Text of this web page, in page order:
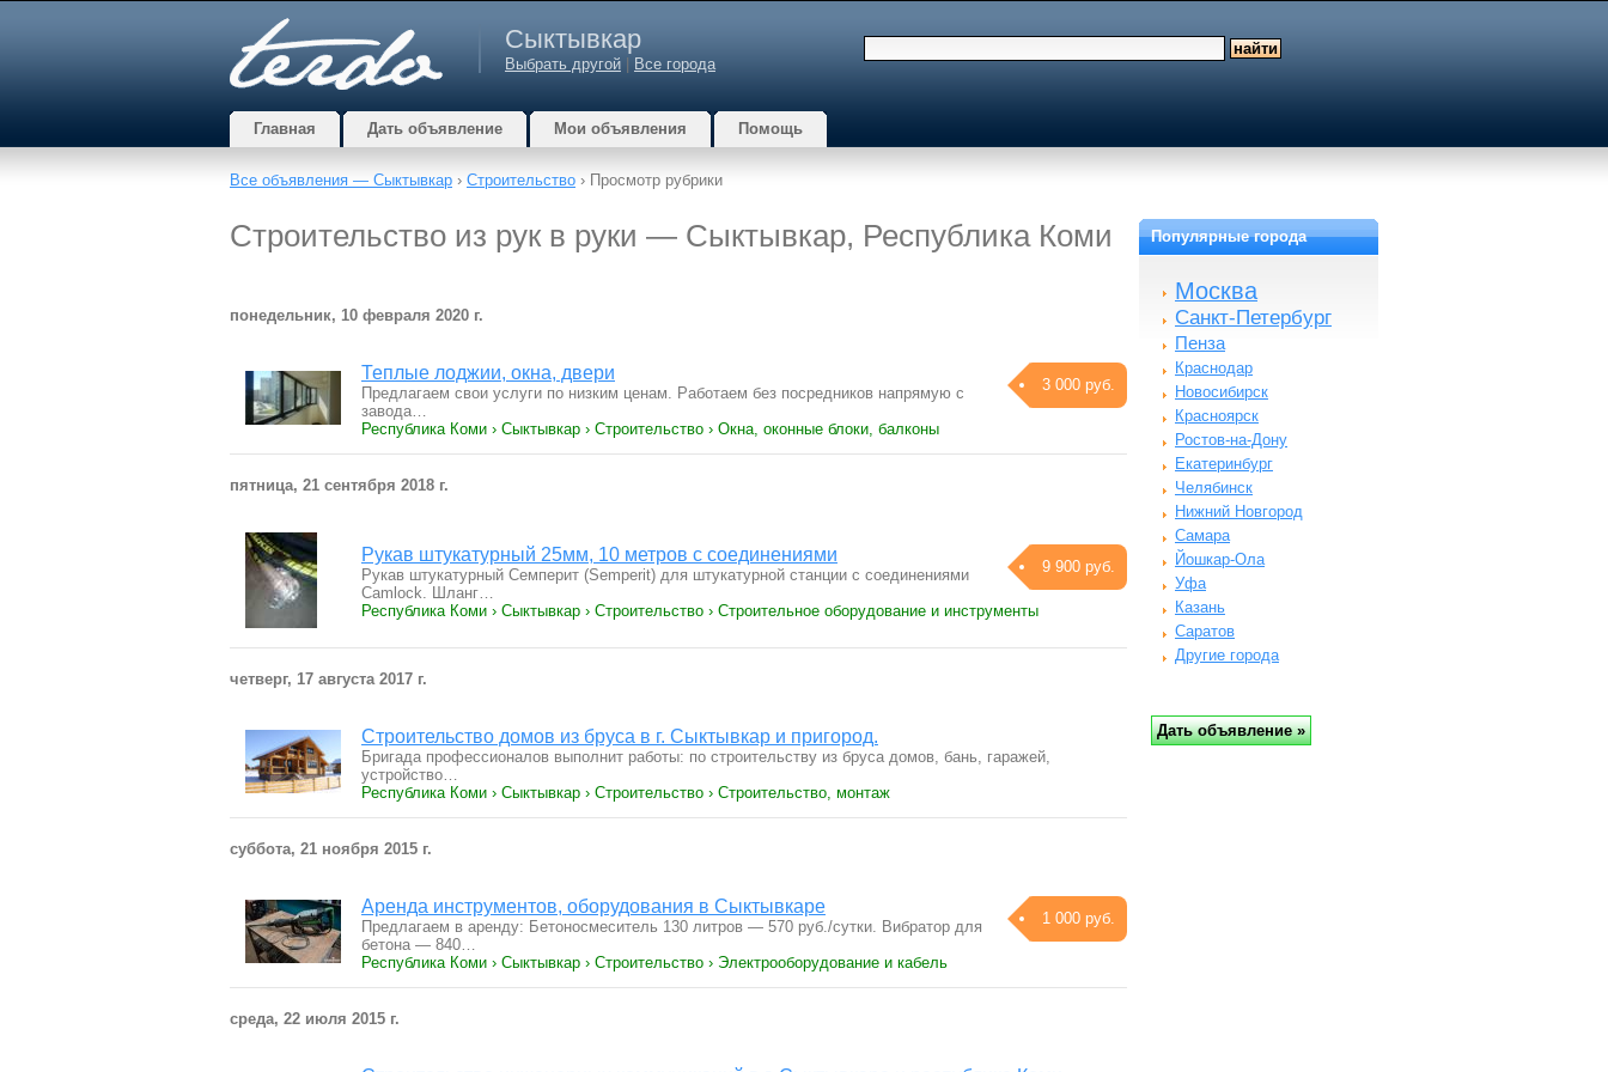
Сыктывкар
Выбрать другой Все города
Главная Дать объявление Мои объявления Помощь
Все объявления — Сыктывкар › Строительство › Просмотр рубрики
Строительство из рук в руки — Сыктывкар, Республика Коми
понедельник, 10 февраля 2020 г.
Теплые лоджии, окна, двери
3 000 руб.
Предлагаем свои услуги по низким ценам. Работаем без посредников напрямую с
завода…
Республика Коми › Сыктывкар › Строительство › Окна, оконные блоки, балконы
пятница, 21 сентября 2018 г.
Рукав штукатурный 25мм, 10 метров с соединениями
9 900 руб.
Рукав штукатурный Семперит (Semperit) для штукатурной станции с соединениями
Camlock. Шланг…
Республика Коми › Сыктывкар › Строительство › Строительное оборудование и инструменты
четверг, 17 августа 2017 г.
Строительство домов из бруса в г. Сыктывкар и пригород.
Бригада профессионалов выполнит работы: по строительству из бруса домов, бань, гаражей,
устройство…
Республика Коми › Сыктывкар › Строительство › Строительство, монтаж
суббота, 21 ноября 2015 г.
Аренда инструментов, оборудования в Сыктывкаре
1 000 руб.
Предлагаем в аренду: Бетоносмеситель 130 литров — 570 руб./сутки. Вибратор для
бетона — 840…
Республика Коми › Сыктывкар › Строительство › Электрооборудование и кабель
среда, 22 июля 2015 г.
Популярные города
Москва
Санкт-Петербург
Пенза
Краснодар
Новосибирск
Красноярск
Ростов-на-Дону
Екатеринбург
Челябинск
Нижний Новгород
Самара
Йошкар-Ола
Уфа
Казань
Саратов
Другие города